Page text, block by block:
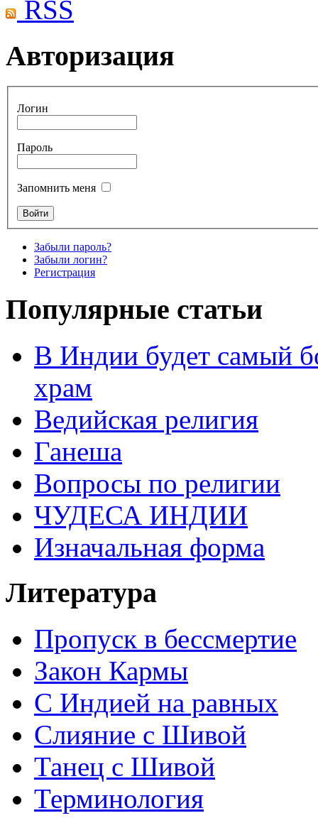
RSS
Авторизация
Логин
Пароль
Запомнить меня
Забыли пароль?
Забыли логин?
Регистрация
Популярные статьи
В Индии будет самый
храм
Ведийская религия
Ганеша
Вопросы по религии
ЧУДЕСА ИНДИИ
Изначальная форма
Литература
Пропуск в бессмертие
Закон Кармы
С Индией на равных
Слияние с Шивой
Танец с Шивой
Терминология